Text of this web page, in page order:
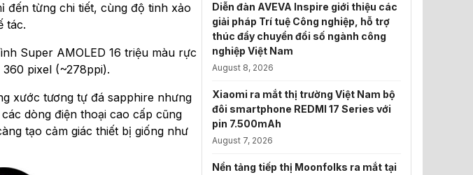
đến từng chi tiết, cùng độ tinh xảo
tác.
Super AMOLED 16 triệu màu rực
pixel (~278ppi).
xước tương tự đá sapphire nhưng
dòng điện thoại cao cấp cũng
tạo cảm giác thiết bị giống như
Diễn đàn AVEVA Inspire giới thiệu các
giải pháp Trí tuệ Công nghiệp, hỗ trợ
thúc đẩy chuyển đổi số ngành công
nghiệp Việt Nam
August 8, 2026
Xiaomi ra mắt thị trường Việt Nam bộ
đôi smartphone REDMI 17 Series với
pin 7.500mAh
August 7, 2026
Nền tảng tiếp thị Moonfolks ra mắt tại